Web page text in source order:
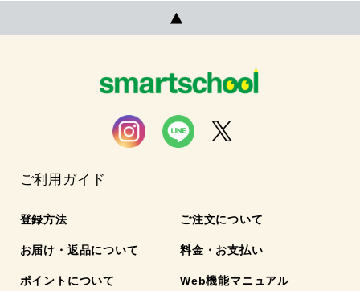
ご利用ガイド
登録方法 ご注文について
お届け・返品について 料金・お支払い
ポイントについて Web機能マニュアル